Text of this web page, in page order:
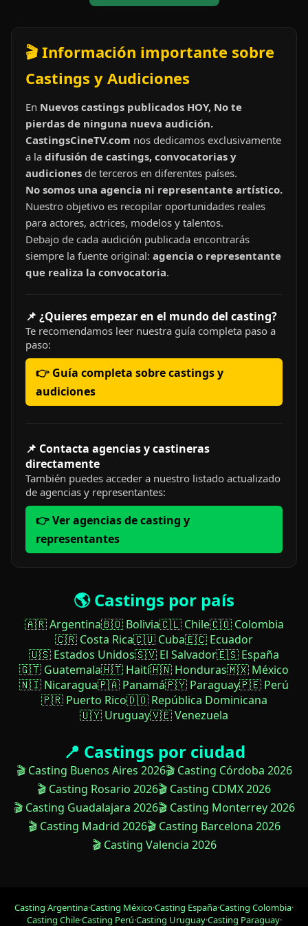
🎬 Información importante sobre
Castings y Audiciones
En Nuevos castings publicados HOY, No te
pierdas de ninguna nueva audición.
CastingsCineTV.com nos dedicamos exclusivamente
a la difusión de castings, convocatorias y
audiciones de terceros en diferentes países.
No somos una agencia ni representante artístico.
Nuestro objetivo es recopilar oportunidades reales
para actores, actrices, modelos y talentos.
Debajo de cada audición publicada encontrarás
siempre la fuente original: agencia o representante
que realiza la convocatoria.
📌 ¿Quieres empezar en el mundo del casting?
Te recomendamos leer nuestra guía completa paso a
paso:
👉 Guía completa sobre castings y
audiciones
📌 Contacta agencias y castineras
directamente
También puedes acceder a nuestro listado actualizado
de agencias y representantes:
👉 Ver agencias de casting y
representantes
🌎 Castings por país
🇦🇷 Argentina🇧🇴 Bolivia🇨🇱 Chile🇨🇴 Colombia
🇨🇷 Costa Rica🇨🇺 Cuba🇪🇨 Ecuador
🇺🇸 Estados Unidos🇸🇻 El Salvador🇪🇸 España
🇬🇹 Guatemala🇭🇹 Haití🇭🇳 Honduras🇲🇽 México
🇳🇮 Nicaragua🇵🇦 Panamá🇵🇾 Paraguay🇵🇪 Perú
🇵🇷 Puerto Rico🇩🇴 República Dominicana
🇺🇾 Uruguay🇻🇪 Venezuela
📍 Castings por ciudad
🎬 Casting Buenos Aires 2026🎬 Casting Córdoba 2026
🎬 Casting Rosario 2026🎬 Casting CDMX 2026
🎬 Casting Guadalajara 2026🎬 Casting Monterrey 2026
🎬 Casting Madrid 2026🎬 Casting Barcelona 2026
🎬 Casting Valencia 2026
Casting Argentina·Casting México·Casting España·Casting Colombia·
Casting Chile·Casting Perú·Casting Uruguay·Casting Paraguay·